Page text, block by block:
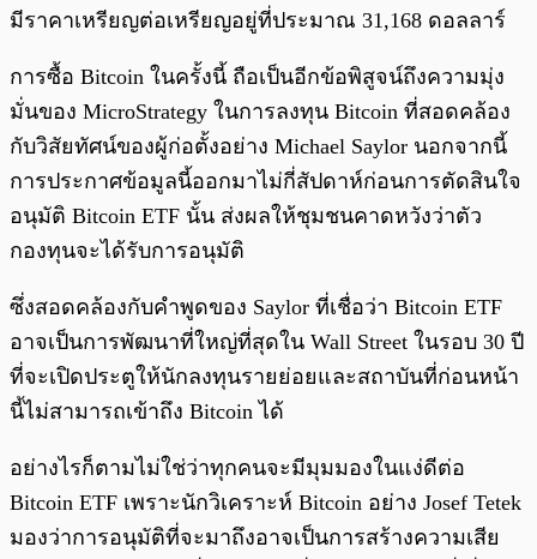
มีราคาเหรียญต่อเหรียญอยู่ที่ประมาณ 31,168 ดอลลาร์
การซื้อ Bitcoin ในครั้งนี้ ถือเป็นอีกข้อพิสูจน์ถึงความมุ่ง
มั่นของ MicroStrategy ในการลงทุน Bitcoin ที่สอดคล้อง
กับวิสัยทัศน์ของผู้ก่อตั้งอย่าง Michael Saylor นอกจากนี้
การประกาศข้อมูลนี้ออกมาไม่กี่สัปดาห์ก่อนการตัดสินใจ
อนุมัติ Bitcoin ETF นั้น ส่งผลให้ชุมชนคาดหวังว่าตัว
กองทุนจะได้รับการอนุมัติ
ซึ่งสอดคล้องกับคำพูดของ Saylor ที่เชื่อว่า Bitcoin ETF
อาจเป็นการพัฒนาที่ใหญ่ที่สุดใน Wall Street ในรอบ 30 ปี
ที่จะเปิดประตูให้นักลงทุนรายย่อยและสถาบันที่ก่อนหน้า
นี้ไม่สามารถเข้าถึง Bitcoin ได้
อย่างไรก็ตามไม่ใช่ว่าทุกคนจะมีมุมมองในแง่ดีต่อ
Bitcoin ETF เพราะนักวิเคราะห์ Bitcoin อย่าง Josef Tetek
มองว่าการอนุมัติที่จะมาถึงอาจเป็นการสร้างความเสีย